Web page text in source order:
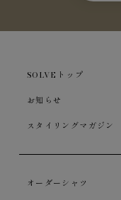
SOLVEトップ
お知らせ
スタイリングマガジン
オーダーシャツ